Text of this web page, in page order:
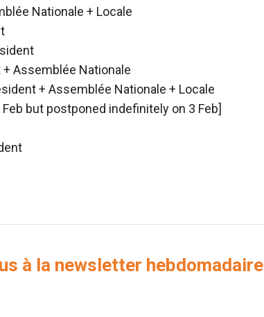
Nationale + Locale
Assemblée Nationale
+ Assemblée Nationale + Locale
but postponed indefinitely on 3 Feb]
à la newsletter hebdomadaire